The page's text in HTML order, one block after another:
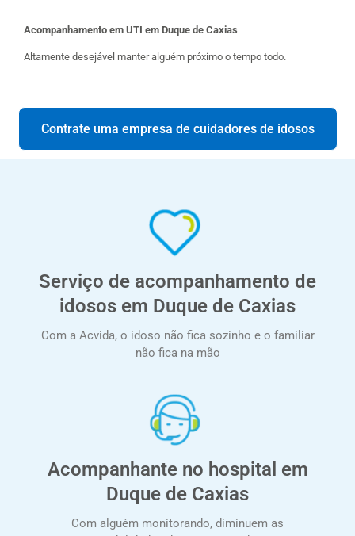
Acompanhamento em UTI em Duque de Caxias
Altamente desejável manter alguém próximo o tempo todo.
Contrate uma empresa de cuidadores de idosos
Serviço de acompanhamento de
idosos em Duque de Caxias
Com a Acvida, o idoso não fica sozinho e o familiar
não fica na mão
Acompanhante no hospital em
Duque de Caxias
Com alguém monitorando, diminuem as